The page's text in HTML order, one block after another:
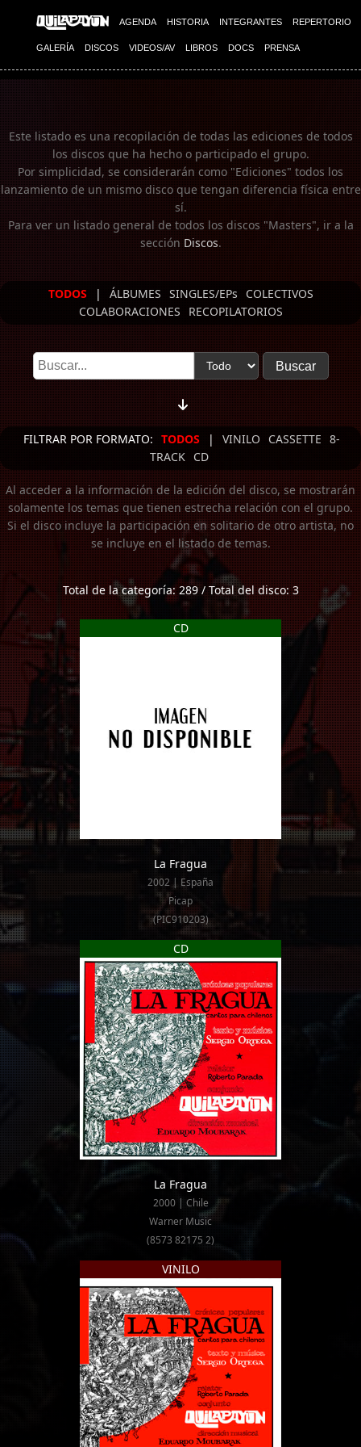
AGENDA HISTORIA INTEGRANTES REPERTORIO
GALERÍA DISCOS VIDEOS/AV LIBROS DOCS PRENSA
Imagen 01
Este listado es una recopilación de todas las ediciones de todos
los discos que ha hecho o participado el grupo.
Por simplicidad, se considerarán como "Ediciones" todos los
lanzamiento de un mismo disco que tengan diferencia física entre
sí.
Para ver un listado general de todos los discos "Masters", ir a la
sección Discos.
TODOS | ÁLBUMES SINGLES/EPs
COLECTIVOS
COLABORACIONES
RECOPILATORIOS
FILTRAR POR FORMATO: TODOS | VINILO CASSETTE 8-
TRACK CD
Al acceder a la información de la edición del disco, se mostrarán
solamente los temas que tienen estrecha relación con el grupo.
Si el disco incluye la participación en solitario de otro artista, no
se incluye en el listado de temas.
Total de la categoría: 289 / Total del disco: 3
CD
La Fragua
2002 | España
Picap
(PIC910203)
CD
La Fragua
2000 | Chile
Warner Music
(8573 82175 2)
VINILO